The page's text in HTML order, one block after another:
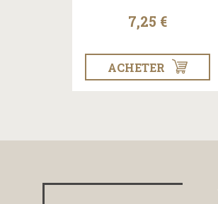
7,25 €
ACHETER